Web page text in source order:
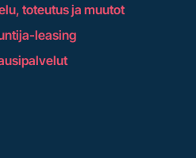
toteutus ja muutot
leasing